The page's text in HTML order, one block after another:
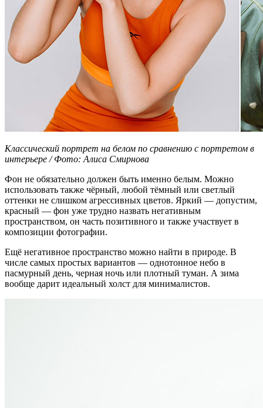
Классический портрет на белом по сравнению с портретом в
интерьере / Фото: Алиса Смирнова
Фон не обязательно должен быть именно белым. Можно
использовать также чёрный, любой тёмный или светлый
оттенки не слишком агрессивных цветов. Яркий — допустим,
красный — фон уже трудно назвать негативным
пространством, он часть позитивного и также участвует в
композиции фотографии.
Ещё негативное пространство можно найти в природе. В
числе самых простых вариантов — однотонное небо в
пасмурный день, черная ночь или плотный туман. А зима
вообще дарит идеальный холст для минималистов.